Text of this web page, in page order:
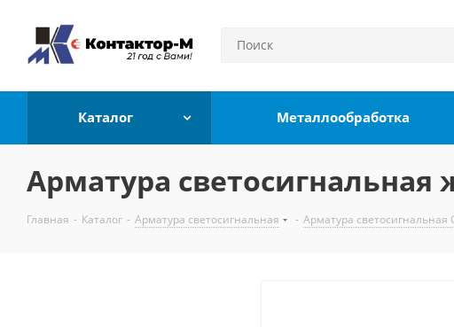
Каталог Металлообработка
Арматура светосигнальная
Главная - Каталог - Арматура светосигнальная - Арматура светосигнальная